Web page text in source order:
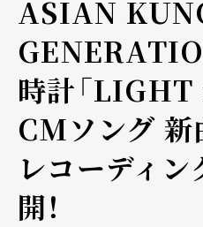
ASIAN
時計「
CMソング 新
レコーディ
開！